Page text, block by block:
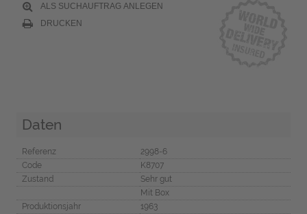
ALS SUCHAUFTRAG ANLEGEN
DRUCKEN
Daten
Referenz
2998-6
Code
K8707
Zustand
Sehr gut
Mit Box
Produktionsjahr
1963